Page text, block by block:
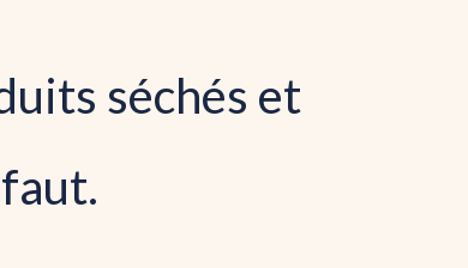
séchés et